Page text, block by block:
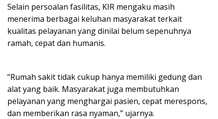
Selain persoalan fasilitas, KIR mengaku masih
menerima berbagai keluhan masyarakat terkait
kualitas pelayanan yang dinilai belum sepenuhnya
ramah, cepat dan humanis.
“Rumah sakit tidak cukup hanya memiliki gedung dan
alat yang baik. Masyarakat juga membutuhkan
pelayanan yang menghargai pasien, cepat merespons,
dan memberikan rasa nyaman,” ujarnya.